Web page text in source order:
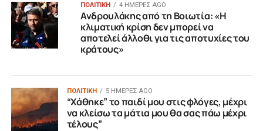
ΠΟΛΙΤΙΚΗ 4 ΗΜΈΡΕΣ AGO
Ανδρουλάκης από τη Βοιωτία: «Η
κλιματική κρίση δεν μπορεί να
αποτελεί άλλοθι για τις αποτυχίες του
κράτους»
ΠΟΛΙΤΙΚΗ 5 ΗΜΈΡΕΣ AGO
“Χάθηκε” το παιδί μου στις φλόγες, μέχρι
να κλείσω τα μάτια μου θα σας πάω μέχρι
τέλους”